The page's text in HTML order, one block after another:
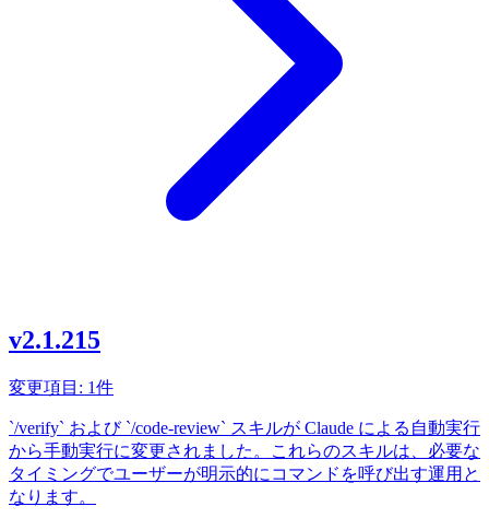
v2.1.215
変更項目: 1件
`/verify` および `/code-review` スキルが Claude による自動実行
から手動実行に変更されました。これらのスキルは、必要な
タイミングでユーザーが明示的にコマンドを呼び出す運用と
なります。